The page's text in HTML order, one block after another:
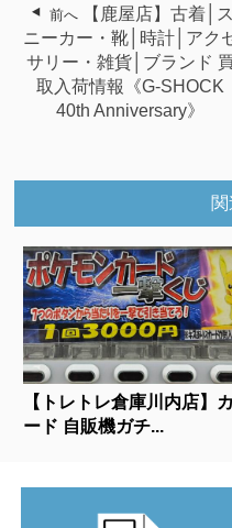
前へ
【鹿屋店】古着│ス
ニーカー・靴│時計│アク
サリー・雑貨│ブランド
取入荷情報《G-SHOCK
40th Anniversary》
【トレトレ倉庫川内店】カ
ード 自販機ガチ...